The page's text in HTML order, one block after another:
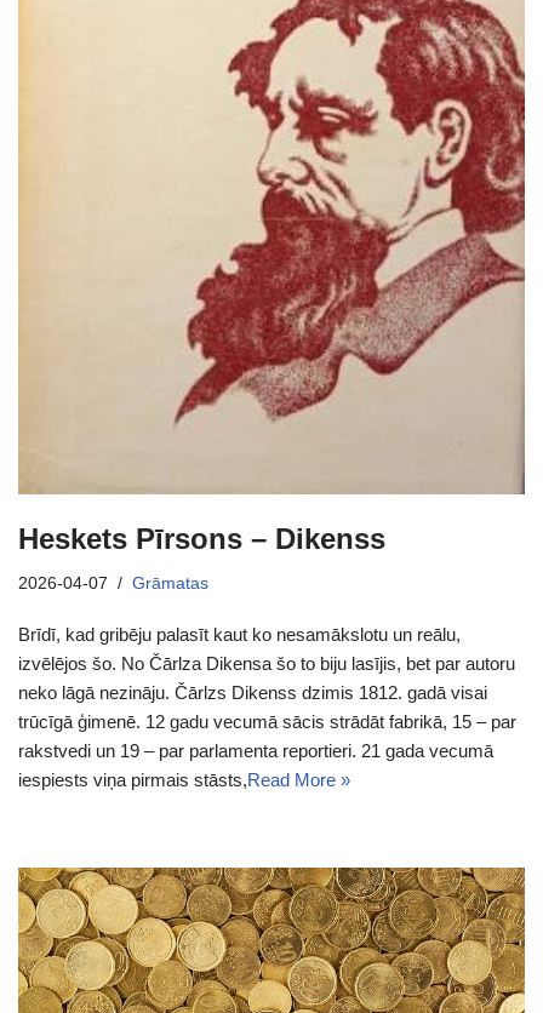
Heskets Pīrsons – Dikenss
2026-04-07 Grāmatas
Brīdī, kad gribēju palasīt kaut ko nesamākslotu un reālu,
izvēlējos šo. No Čārlza Dikensa šo to biju lasījis, bet par autoru
neko lāgā nezināju. Čārlzs Dikenss dzimis 1812. gadā visai
trūcīgā ģimenē. 12 gadu vecumā sācis strādāt fabrikā, 15 – par
rakstvedi un 19 – par parlamenta reportieri. 21 gada vecumā
iespiests viņa pirmais stāsts,Read More »